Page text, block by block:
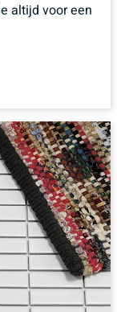
altijd voor een